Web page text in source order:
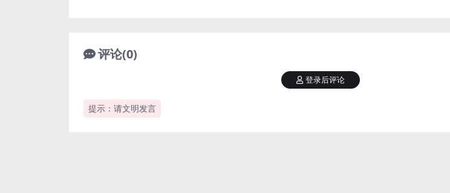
评论(0)
提示：请文明发言
登录后评论